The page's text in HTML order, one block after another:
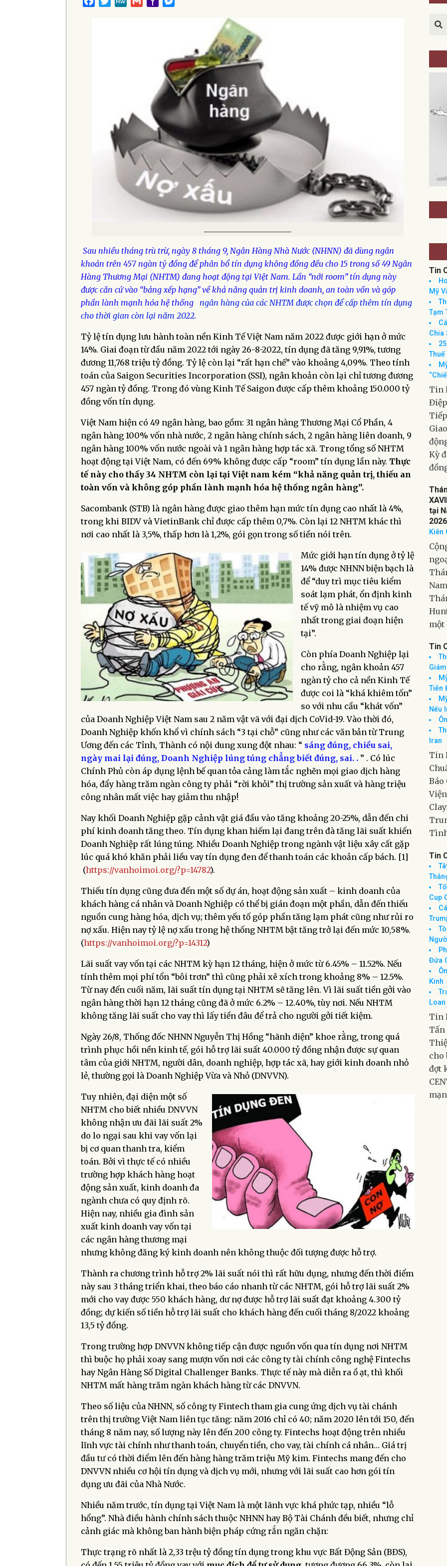
Sau nhiều tháng trù trừ, ngày 8 tháng 9, Ngân Hàng Nhà Nước (NHNN) đã dùng ngân
khoản trên 457 ngàn tỷ đồng để phân bổ tín dụng không đồng đều cho 15 trong số 49 Ngân
Hàng Thương Mại (NHTM) đang hoạt động tại Việt Nam. Lần “nới room” tín dụng này
được căn cứ vào “bảng xếp hạng” về khả năng quản trị kinh doanh, an toàn vốn và góp
phần lành mạnh hóa hệ thống
ngân hàng của các NHTM được chọn để cấp thêm tín dụng
cho thời gian còn lại năm 2022.
Tỷ lệ tín dụng lưu hành toàn nền Kinh Tế Việt Nam năm 2022 được giới hạn ở mức
14%. Giai đoạn từ đầu năm 2022 tới ngày 26-8-2022, tín dụng đã tăng 9,91%, tương
đương 11,768 triệu tỷ đồng. Tỷ lệ còn lại “rất hạn chế” vào khoảng 4,09%. Theo tính
toán của Saigon Securities Incorporation (SSI), ngân khoản còn lại chỉ tương đương
457 ngàn tỷ đồng. Trong đó vùng Kinh Tế Saigon được cấp thêm khoảng 150.000 tỷ
đồng vốn tín dụng.
Việt Nam hiện có 49 ngân hàng, bao gồm: 31 ngân hàng Thương Mại Cổ Phần, 4
ngân hàng 100% vốn nhà nước, 2 ngân hàng chính sách, 2 ngân hàng liên doanh, 9
ngân hàng 100% vốn nước ngoài và 1 ngân hàng hợp tác xã. Trong tổng số NHTM
hoạt động tại Việt Nam, có đến 69% không được cấp “room” tín dụng lần này. Thực
tế này cho thấy 34 NHTM còn lại tại Việt nam kém “khả năng quản trị, thiếu an
toàn vốn và không góp phần lành mạnh hóa hệ thống ngân hàng”.
Sacombank (STB) là ngân hàng được giao thêm hạn mức tín dụng cao nhất là 4%,
trong khi BIDV và VietinBank chỉ được cấp thêm 0,7%. Còn lại 12 NHTM khác thì
nơi cao nhất là 3,5%, thấp hơn là 1,2%, gói gọn trong số tiền nói trên.
Mức giới hạn tín dụng ở tỷ lệ
14% được NHNN biện bạch là
để “duy trì mục tiêu kiểm
soát lạm phát, ổn định kinh
tế vỹ mô là nhiệm vụ cao
nhất trong giai đoạn hiện
tại”.
Còn phía Doanh Nghiệp lại
cho rằng, ngân khoản 457
ngàn tỷ cho cả nền Kinh Tế
được coi là “khá khiêm tốn”
so với nhu cầu “khát vốn”
của Doanh Nghiệp Việt Nam sau 2 năm vật vã với đại dịch CoVid-19. Vào thời đó,
Doanh Nghiệp khốn khổ vì chính sách “3 tại chỗ” cũng như các văn bản từ Trung
Ương đến các Tỉnh, Thành có nội dung xung đột nhau: “ sáng đúng, chiều sai,
ngày mai lại đúng, Doanh Nghiệp lúng túng chẳng biết đúng, sai. . ” . Có lúc
Chính Phủ còn áp dụng lệnh bế quan tỏa cảng làm tắc nghẽn mọi giao dịch hàng
hóa, đẩy hàng trăm ngàn công ty phải “rời khỏi” thị trường sản xuất và hàng triệu
công nhân mất việc hay giảm thu nhập!
Nay khối Doanh Nghiệp gặp cảnh vật giá đầu vào tăng khoảng 20-25%, dẫn đến chi
phí kinh doanh tăng theo. Tín dụng khan hiếm lại đang trên đà tăng lãi suất khiến
Doanh Nghiệp rất lúng túng. Nhiều Doanh Nghiệp trong ngành vật liệu xây cất gặp
lúc quá khó khăn phải liều vay tín dụng đen để thanh toán các khoản cấp bách. [1]
(https://vanhoimoi.org/?p=14782).
Thiếu tín dụng cũng đưa đến một số dự án, hoạt động sản xuất – kinh doanh của
khách hàng cá nhân và Doanh Nghiệp có thể bị gián đoạn một phần, dẫn đến thiếu
nguồn cung hàng hóa, dịch vụ; thêm yếu tố góp phần tăng lạm phát cũng như rủi ro
nợ xấu. Hiện nay tỷ lệ nợ xấu trong hệ thống NHTM bật tăng trở lại đến mức 10,58%.
(https://vanhoimoi.org/?p=14312)
Lãi suất vay vốn tại các NHTM kỳ hạn 12 tháng, hiện ở mức từ 6.45% – 11.52%. Nếu
tính thêm mọi phí tổn “bôi trơn” thì cũng phải xê xích trong khoảng 8% – 12.5%.
Từ nay đến cuối năm, lãi suất tín dụng tại NHTM sẽ tăng lên. Vì lãi suất tiền gởi vào
ngân hàng thời hạn 12 tháng cũng đã ở mức 6.2% – 12.40%, tùy nơi. Nếu NHTM
không tăng lãi suất cho vay thì lấy tiền đâu để trả cho người gởi tiết kiệm.
Ngày 26/8, Thống đốc NHNN Nguyễn Thị Hồng “hãnh diện” khoe rằng, trong quá
trình phục hồi nền kinh tế, gói hỗ trợ lãi suất 40.000 tỷ đồng nhận được sự quan
tâm của giới NHTM, người dân, doanh nghiệp, hợp tác xã, hay giới kinh doanh nhỏ
lẻ, thường gọi là Doanh Nghiệp Vừa và Nhỏ (DNVVN).
Tuy nhiên, đại diện một số
NHTM cho biết nhiều DNVVN
không nhận ưu đãi lãi suất 2%
do lo ngại sau khi vay vốn lại
bị cơ quan thanh tra, kiểm
toán. Bởi vì thực tế có nhiều
trường hợp khách hàng hoạt
động sản xuất, kinh doanh đa
ngành chưa có quy định rõ.
Hiện nay, nhiều gia đình sản
xuất kinh doanh vay vốn tại
các ngân hàng thương mại
nhưng không đăng ký kinh doanh nên không thuộc đối tượng được hỗ trợ.
Thành ra chương trình hỗ trợ 2% lãi suất nói thì rất hữu dụng, nhưng đến thời điểm
này sau 3 tháng triển khai, theo báo cáo nhanh từ các NHTM, gói hỗ trợ lãi suất 2%
mới cho vay được 550 khách hàng, dư nợ được hỗ trợ lãi suất đạt khoảng 4.300 tỷ
đồng; dự kiến số tiền hỗ trợ lãi suất cho khách hàng đến cuối tháng 8/2022 khoảng
13,5 tỷ đồng.
Trong trường hợp DNVVN không tiếp cận được nguồn vốn qua tín dụng nơi NHTM
thì buộc họ phải xoay sang mượn vốn nơi các công ty tài chính công nghệ Fintechs
hay Ngân Hàng Số Digital Challenger Banks. Thực tế này mà diễn ra ồ ạt, thì khối
NHTM mất hàng trăm ngàn khách hàng từ các DNVVN.
Theo số liệu của NHNN, số công ty Fintech tham gia cung ứng dịch vụ tài chánh
trên thị trường Việt Nam liên tục tăng: năm 2016 chỉ có 40; năm 2020 lên tới 150, đến
tháng 8 năm nay, số lượng này lên đến 200 công ty. Fintechs hoạt động trên nhiều
lĩnh vực tài chính như thanh toán, chuyển tiền, cho vay, tài chính cá nhân… Giá trị
đầu tư có thời điểm lên đến hàng hàng trăm triệu Mỹ kim. Fintechs mang đến cho
DNVVN nhiều cơ hội tín dụng và dịch vụ mới, nhưng với lãi suất cao hơn gói tín
dụng ưu đãi của Nhà Nước.
Nhiều năm trước, tín dụng tại Việt Nam là một lãnh vực khá phức tạp, nhiều “lỗ
hổng”. Nhà điều hành chính sách thuộc NHNN hay Bộ Tài Chánh đều biết, nhưng chỉ
cảnh giác mà không ban hành biện pháp cứng rắn ngăn chặn:
Thực trạng rõ nhất là 2,33 trệu tỷ đồng tín dụng trong khu vực Bất Động Sản (BĐS),
HAY BẠO HÀNH CON
HÀNH HƯƠNG LINH ĐỊA ĐỨC MẸ
CHAMPION, WISCONSIN
* AUGUST 29-30, 2026
* HỘI LUẬN KỲ II VỚI LM LÊ QUANG
THE NATIONAL SHRINE OF OUR LADY OF
BÍ QUYẾT
GIỚI CỦA
TS TRẦN MỸ
Tin
Mỹ
Tạm
Chia
Tin
Kỳ
tại
2026
Kiên
một
Tin
Iran
Tin
Báo
Tin
Cup
Đứa
Kinh
Loan
Tin
Tấn
cho